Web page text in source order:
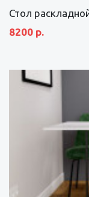
Стол
8200 р.